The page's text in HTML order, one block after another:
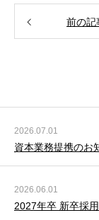
前の記
2026.07.01
資本業務提携のお
2026.06.01
2027年卒 新卒採